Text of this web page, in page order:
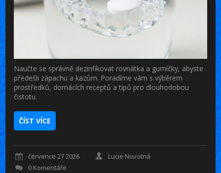
Naučte se správně dezinfikovat rovnátka a gumíčky, abyste
předešli zápachu a kazům. Poradíme vám s výběrem
prostředků, domácích receptů a tipů pro dlouhodobou
čistotu.
ČÍST VÍCE
července 27 2026
Lucie Novotná
0 Komentáře